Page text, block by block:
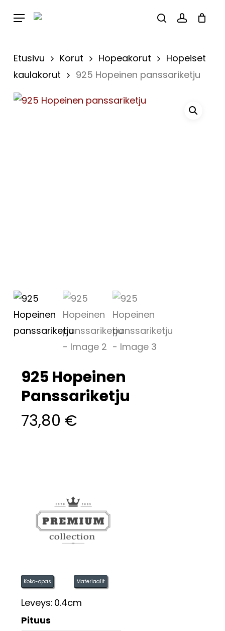
content
Menu Close
Etusivu Korut Hopeakorut
Hopeiset
kaulakorut
925 Hopeinen panssariketju
925 Hopeinen
Panssariketju
73,80 €
Koko-opas Materiaalit
Leveys: 0.4cm
Pituus